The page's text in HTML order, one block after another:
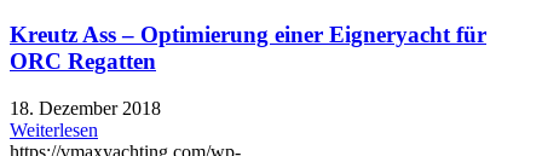
Kreutz Ass – Optimierung einer Eigneryacht für
ORC Regatten
18. Dezember 2018
Weiterlesen
https://vmaxyachting.com/wp-